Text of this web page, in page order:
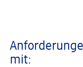
mit: